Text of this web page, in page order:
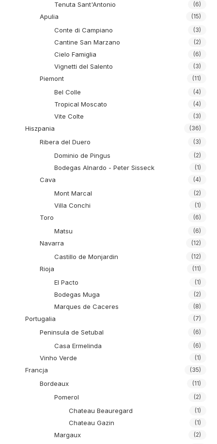
Tenuta Sant'Antonio (6)
Apulia (15)
Conte di Campiano (3)
Cantine San Marzano (2)
Cielo Famiglia (6)
Vignetti del Salento (3)
Piemont (11)
Bel Colle (4)
Tropical Moscato (4)
Vite Colte (3)
Hiszpania (36)
Ribera del Duero (3)
Dominio de Pingus (2)
Bodegas Alnardo - Peter Sisseck (1)
Cava (4)
Mont Marcal (2)
Villa Conchi (1)
Toro (6)
Matsu (6)
Navarra (12)
Castillo de Monjardin (12)
Rioja (11)
El Pacto (1)
Bodegas Muga (2)
Marques de Caceres (8)
Portugalia (7)
Peninsula de Setubal (6)
Casa Ermelinda (6)
Vinho Verde (1)
Francja (35)
Bordeaux (11)
Pomerol (2)
Chateau Beauregard (1)
Chateau Gazin (1)
Margaux (2)